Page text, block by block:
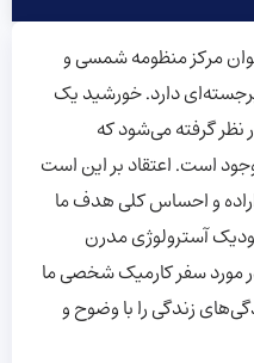
مرکز منظومه شمسی و
دارد. خورشید یک
نظر گرفته می‌شود که
است. اعتقاد بر این است
و احساس کلی هدف ما
آسترولوژی مدرن
مورد سفر کارمیک شخصی ما
زندگی را با وضوح و